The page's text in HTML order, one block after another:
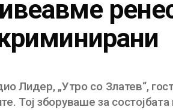
Лидер, „Утро со Златев“,
Тој зборуваше за